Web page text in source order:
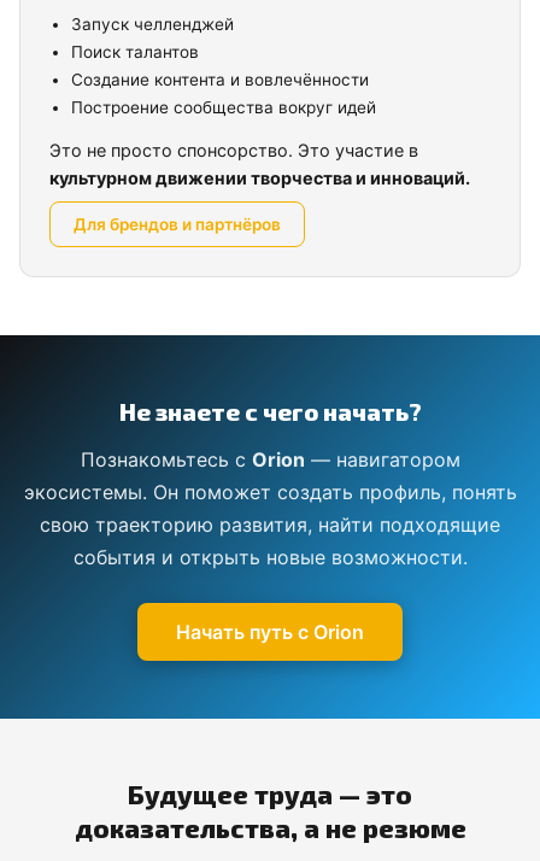
Запуск челленджей
Поиск талантов
Создание контента и вовлечённости
Построение сообщества вокруг идей
Это не просто спонсорство. Это участие в
культурном движении творчества и инноваций.
Для брендов и партнёров
Не знаете с чего начать?
Познакомьтесь с Orion — навигатором
экосистемы. Он поможет создать профиль, понять
свою траекторию развития, найти подходящие
события и открыть новые возможности.
Начать путь с Orion
Будущее труда — это
доказательства, а не резюме